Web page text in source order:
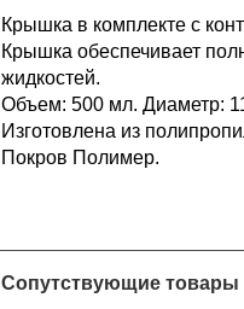
Крышка в комплекте с
Крышка обеспечивает
жидкостей.
Объем: 500 мл. Диаметр:
Изготовлена из
Покров Полимер.
Сопутствующие товары